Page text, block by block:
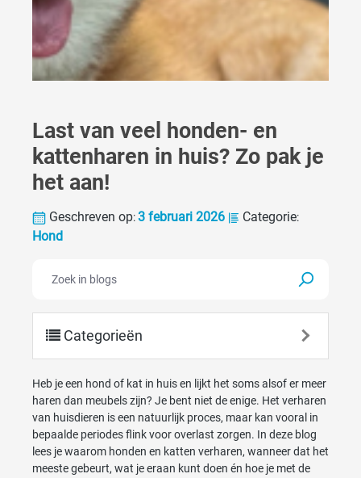
Last van veel honden- en
kattenharen in huis? Zo pak je
het aan!
Geschreven op:3 februari 2026 Categorie:
Hond
Categorieën
Heb je een hond of kat in huis en lijkt het soms alsof er meer
haren dan meubels zijn? Je bent niet de enige. Het verharen
van huisdieren is een natuurlijk proces, maar kan vooral in
bepaalde periodes flink voor overlast zorgen. In deze blog
lees je waarom honden en katten verharen, wanneer dat het
meeste gebeurt, wat je eraan kunt doen én hoe je met de